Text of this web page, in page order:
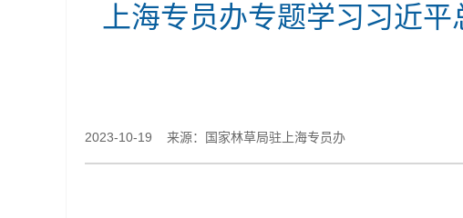
上海专员办专题学习习近
2023-10-19 来源：国家林草局驻上海专员办